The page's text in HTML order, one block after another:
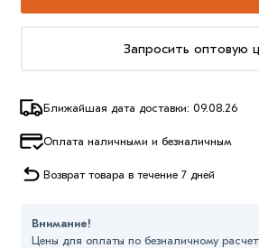
Ближайшая дата доставки: 09.08.26
Оплата наличными и безналичным
Возврат товара в течение 7 дней
Внимание!
Цены для оплаты по безналичному
Запросить оптовую